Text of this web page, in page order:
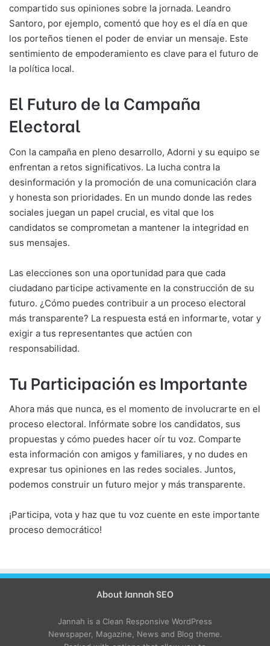
compartido sus opiniones sobre la jornada. Leandro
Santoro, por ejemplo, comentó que hoy es el día en que
los porteños tienen el poder de enviar un mensaje. Este
sentimiento de empoderamiento es clave para el futuro de
la política local.
El Futuro de la Campaña
Electoral
Con la campaña en pleno desarrollo, Adorni y su equipo se
enfrentan a retos significativos. La lucha contra la
desinformación y la promoción de una comunicación clara
y honesta son prioridades. En un mundo donde las redes
sociales juegan un papel crucial, es vital que los
candidatos se comprometan a mantener la integridad en
sus mensajes.
Las elecciones son una oportunidad para que cada
ciudadano participe activamente en la construcción de su
futuro. ¿Cómo puedes contribuir a un proceso electoral
más transparente? La respuesta está en informarte, votar y
exigir a tus representantes que actúen con
responsabilidad.
Tu Participación es Importante
Ahora más que nunca, es el momento de involucrarte en el
proceso electoral. Infórmate sobre los candidatos, sus
propuestas y cómo puedes hacer oír tu voz. Comparte
esta información con amigos y familiares, y no dudes en
expresar tus opiniones en las redes sociales. Juntos,
podemos construir un futuro mejor y más transparente.
¡Participa, vota y haz que tu voz cuente en este importante
proceso democrático!
About Jannah SEO
Jannah is a Clean Responsive WordPress
Newspaper, Magazine, News and Blog theme.